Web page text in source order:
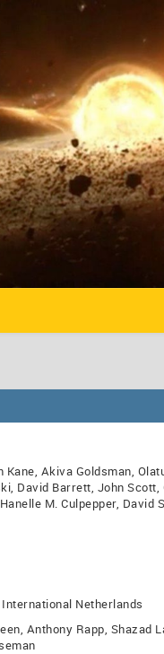
Kane, Akiva Goldsman,
David Barrett, John
M. Culpepper, David
Netherlands
Anthony Rapp, Shazad